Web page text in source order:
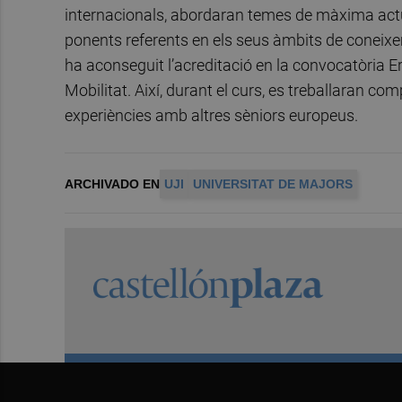
internacionals, abordaran temes de màxima
ponents referents en els seus àmbits de
ha aconseguit l’acreditació en la convocatòria
Mobilitat. Així, durant el curs, es treballaran
experiències amb altres sèniors europeus.
ARCHIVADO EN UJI UNIVERSITAT DE MAJORS